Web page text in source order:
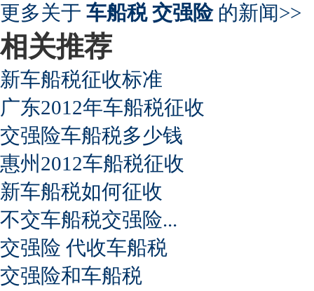
更多关于 车船税 交强险的新闻>>
相关推荐
新车船税征收标准
广东2012年车船税征收
交强险车船税多少钱
惠州2012车船税征收
新车船税如何征收
不交车船税交强险...
交强险 代收车船税
交强险和车船税